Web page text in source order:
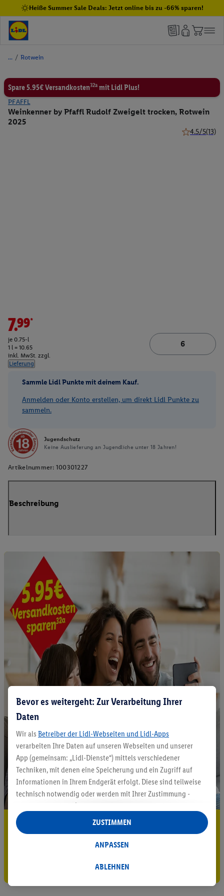
Heiße Summer Sale Deals: Jetzt online bis zu -66% sparen!
/ Rotwein
Spare 5.95€ Versandkosten32a mit Lidl Plus!
PFAFFL
Weinkenner by Pfaffl Rudolf Zweigelt trocken, Rotwein
2025
4.5/5(13)
7.99*
je 0.75-l
1 l = 10.65
inkl. MwSt. zzgl.
Lieferung
Sammle Lidl Punkte mit deinem Kauf.
Anmelden oder Konto erstellen, um direkt Lidl Punkte zu
sammeln.
Jugendschutz
Keine Auslieferung an Jugendliche unter 18 Jahren!
Artikelnummer: 100301227
Beschreibung
5.95 € Versand sparen³²ᵃ
Jetzt zum Newsletter anmelden
Gutschein sichern!
Bevor es weitergeht: Zur Verarbeitung Ihrer
Daten
Wir als Betreiber der Lidl-Webseiten und Lidl-Apps
verarbeiten Ihre Daten auf unseren Webseiten und unserer
App (gemeinsam: „Lidl-Dienste“) mittels verschiedener
Techniken, mit denen eine Speicherung und ein Zugriff auf
Informationen in Ihrem Endgerät erfolgt. Diese sind teilweise
technisch notwendig oder werden mit Ihrer Zustimmung -
auch durch Partner (u.a.
Verantwortliche; im Zusammenhang mit dem IAB TCF
insgesamt
Statistik-Erstellung oder für personalisierte Werbung
Datenverarbeitungen für personalisierte Werbung werden
ABLEHNEN
ANPASSEN
ZUSTIMMEN